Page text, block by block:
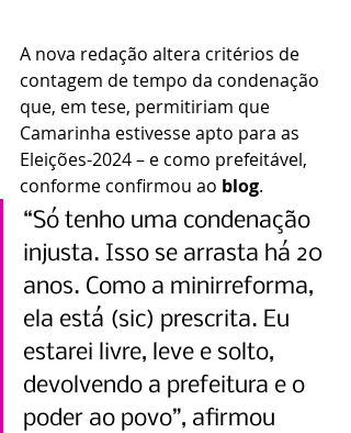
A nova redação altera critérios de
contagem de tempo da condenação
que, em tese, permitiriam que
Camarinha estivesse apto para as
Eleições-2024 – e como prefeitável,
conforme confirmou ao blog.
“Só tenho uma condenação
injusta. Isso se arrasta há 20
anos. Como a minirreforma,
ela está (sic) prescrita. Eu
estarei livre, leve e solto,
devolvendo a prefeitura e o
poder ao povo”, afirmou